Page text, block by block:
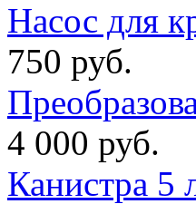
Насос для
750 руб.
4 000 руб.
Канистра 5